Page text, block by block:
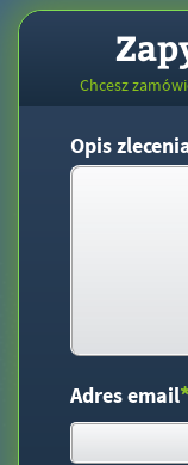
Chcesz
Opis
Adres email*